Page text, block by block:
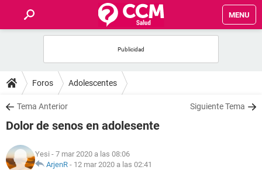
MENU
FOROS
SALUD
NUTRICIÓN
Foros Adolescentes
Tema Anterior Siguiente Tema
Dolor de senos en adolesente
Yesi - 7 mar 2020 a las 08:06
ArjenR - 12 mar 2020 a las 02:41